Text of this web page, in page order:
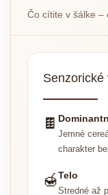
Čo cítite v šálke –
Senzorické
🍫
Jemné
charakter
🍯Telo
Stredné až